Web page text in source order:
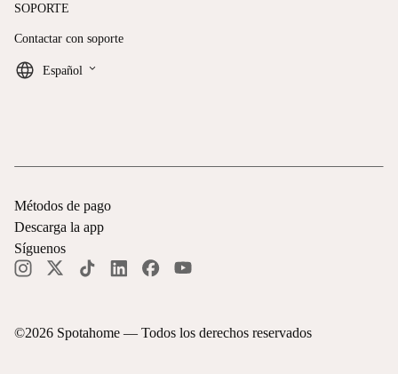
SOPORTE
Contactar con soporte
Español keyboard_arrow_down
©2026 Spotahome — Todos los derechos reservados
Métodos de pago
Descarga la app
Síguenos